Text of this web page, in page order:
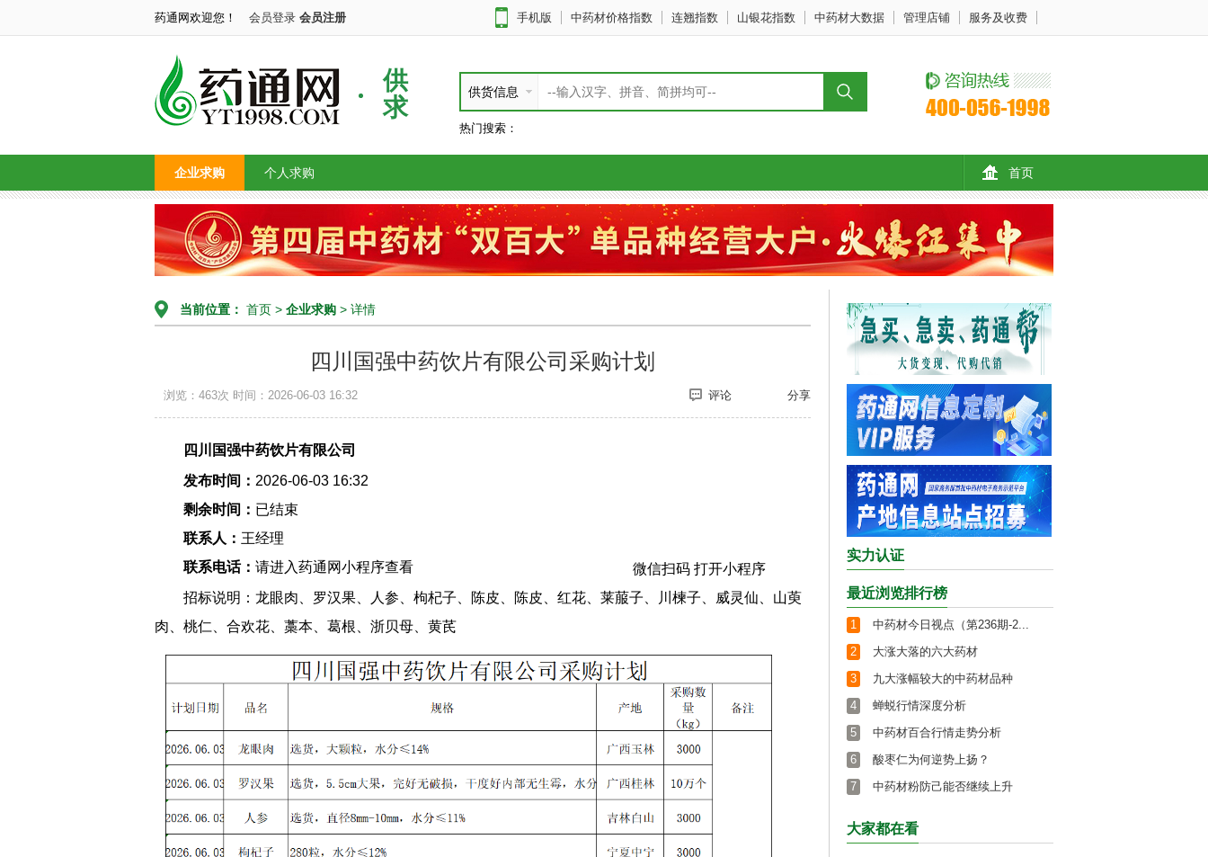
药通网欢迎您！ 会员登录 会员注册 手机版 中药材价格指数 连翘指数 山银花指数 中药材大数据 管理店铺 服务及收费
供
求
供货信息
热门搜索：
首页
企业求购 个人求购
当前位置： 首页 > 企业求购 > 详情
四川国强中药饮片有限公司采购计划
浏览：463次 时间：2026-06-03 16:32 评论 分享
四川国强中药饮片有限公司
发布时间： 2026-06-03 16:32
剩余时间： 已结束
联系人： 王经理
联系电话： 请进入药通网小程序查看
微信扫码 打开小程序
招标说明：龙眼肉、罗汉果、人参、枸杞子、陈皮、陈皮、红花、莱菔子、川楝子、威灵仙、山萸
肉、桃仁、合欢花、藁本、葛根、浙贝母、黄芪
实力认证
最近浏览排行榜
1
中药材今日视点（第236期-2...
2
大涨大落的六大药材
3
九大涨幅较大的中药材品种
4
蝉蜕行情深度分析
5
中药材百合行情走势分析
6
酸枣仁为何逆势上扬？
7
中药材粉防己能否继续上升
大家都在看